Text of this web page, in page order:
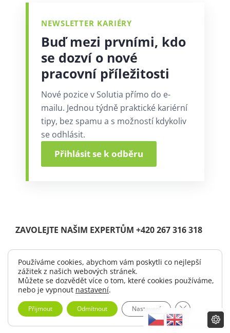
NEWSLETTER KARIÉRY
Buď mezi prvními, kdo
se dozví o nové
pracovní příležitosti
Nové pozice v Solutia přímo do e-
mailu. Jednou týdně praktické kariérní
tipy, bez spamu a s možností kdykoliv
se odhlásit.
Přihlásit se k odběru
ZAVOLEJTE NAŠIM EXPERTŮM +420 267 316 318
© Copyright 2004 -2026 | Solutia s.r.o.| All Rights Reserved.
|Logo ke stažení
LinkedIn
Používáme cookies, abychom vám poskytli co nejlepší
zážitek z našich webových stránek.
Můžete se dozvědět více o tom, které cookies používáme,
nebo je vypnout nastavení.
Přijmout Odmítnout Nastavení Zavřít cookie